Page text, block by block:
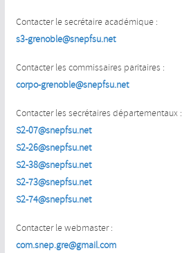
Contacter le secrétaire académique :
s3-grenoble@snepfsu.net
Contacter les commissaires paritaires :
corpo-grenoble@snepfsu.net
Contacter les secrétaires départementaux :
S2-07@snepfsu.net
S2-26@snepfsu.net
S2-38@snepfsu.net
S2-73@snepfsu.net
S2-74@snepfsu.net
Contacter le webmaster :
com.snep.gre@gmail.com